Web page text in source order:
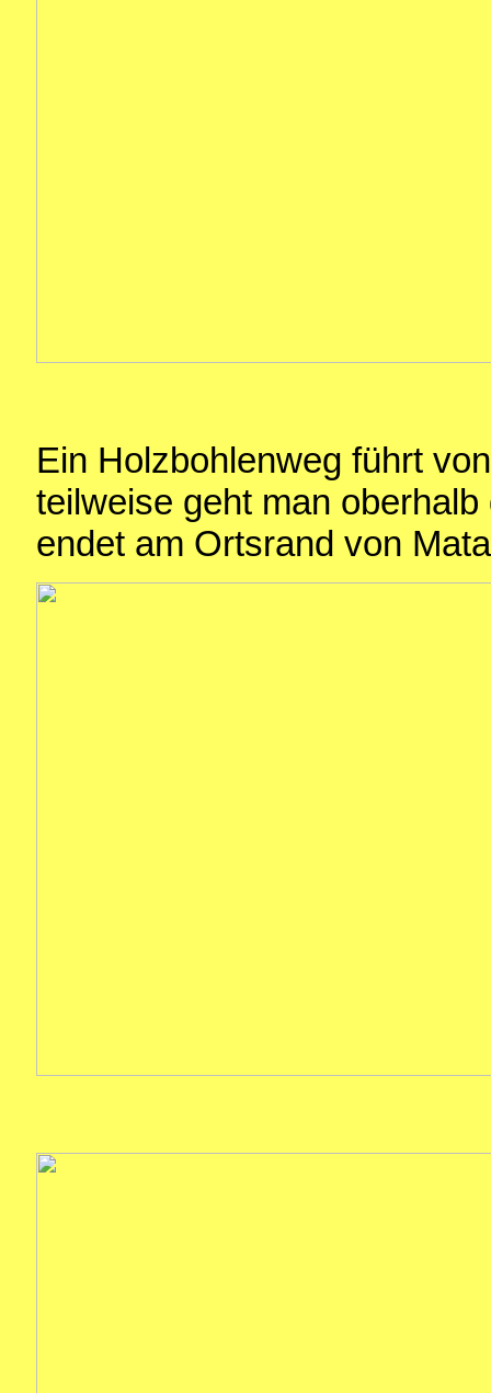
Ein Holzbohlenweg führt
teilweise geht man
endet am Ortsrand von